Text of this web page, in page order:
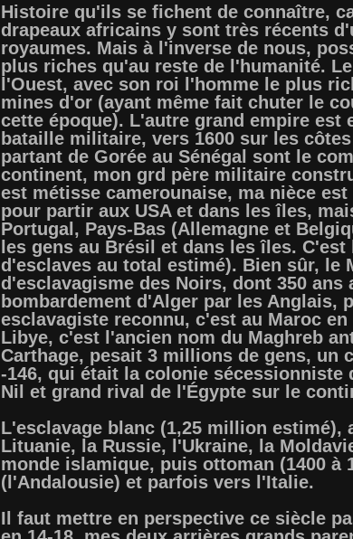
Histoire qu'ils se fichent de connaître,
drapeaux africains y sont très récents
royaumes. Mais à l'inverse de nous,
plus riches qu'au reste de l'humanité.
l'Ouest, avec son roi l'homme le plus
mines d'or (ayant même fait chuter le
cette époque). L'autre grand empire
bataille militaire, vers 1600 sur les
partant de Gorée au Sénégal sont le
continent, mon grd père militaire
est métisse camerounaise, ma nièce
pour partir aux USA et dans les îles,
Portugal, Pays-Bas (Allemagne et
les gens au Brésil et dans les îles.
d'esclaves au total estimé). Bien sûr, le
d'esclavagisme des Noirs, dont 350
bombardement d'Alger par les Anglais,
esclavagiste reconnu, c'est au Maroc
Libye, c'est l'ancien nom du Maghreb
Carthage, pesait 3 millions de gens, un
-146, qui était la colonie
Nil et grand rival de l'Égypte sur le
L'esclavage blanc (1,25 million
Lituanie, la Russie, l'Ukraine, la
monde islamique, puis ottoman (1400 à
(l'Andalousie) et parfois vers l'Italie.
Il faut mettre en perspective ce siècle